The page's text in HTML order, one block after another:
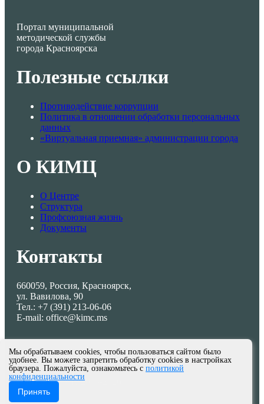
Портал муниципальной
методической службы
города Красноярска
Полезные ссылки
Противодействие коррупции
Политика в отношении обработки персональных
данных
«Виртуальная приемная» администрации города
О КИМЦ
О Центре
Структура
Профсоюзная жизнь
Документы
Контакты
660059, Россия, Красноярск,
ул. Вавилова, 90
Тел.: +7 (391) 213-06-06
E-mail: office@kimc.ms
© МКУ КИМЦ 2013-2026
Мы обрабатываем cookies, чтобы пользоваться сайтом было
удобнее. Вы можете запретить обработку cookies в настройках
браузера. Пожалуйста, ознакомьтесь с политикой
конфиденциальности
Принять